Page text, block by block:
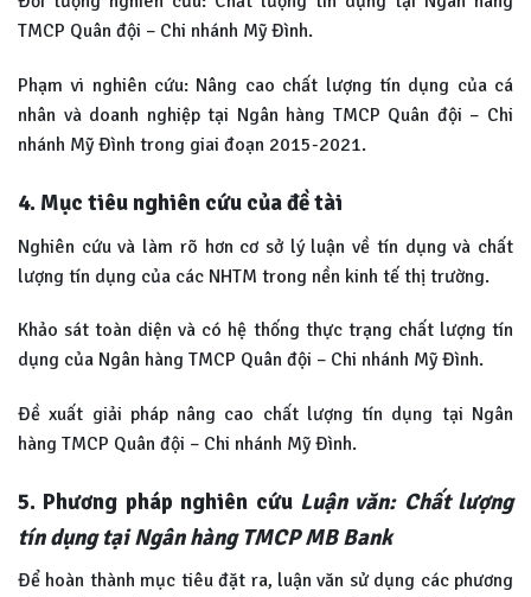
TMCP Quân đội – Chi nhánh Mỹ Đình.
Phạm vi nghiên cứu: Nâng cao chất lượng tín dụng của cá
nhân và doanh nghiệp tại Ngân hàng TMCP Quân đội – Chi
nhánh Mỹ Đình trong giai đoạn 2015-2021.
4. Mục tiêu nghiên cứu của đề tài
Nghiên cứu và làm rõ hơn cơ sở lý luận về tín dụng và chất
lượng tín dụng của các NHTM trong nền kinh tế thị trường.
Khảo sát toàn diện và có hệ thống thực trạng chất lượng tín
dụng của Ngân hàng TMCP Quân đội – Chi nhánh Mỹ Đình.
Đề xuất giải pháp nâng cao chất lượng tín dụng tại Ngân
hàng TMCP Quân đội – Chi nhánh Mỹ Đình.
5. Phương pháp nghiên cứu Luận văn: Chất lượng
tín dụng tại Ngân hàng TMCP MB Bank
Để hoàn thành mục tiêu đặt ra, luận văn sử dụng các phương